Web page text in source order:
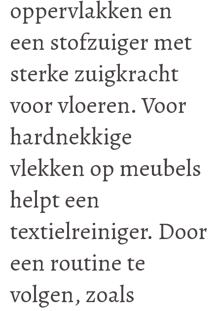
oppervlakken en
een stofzuiger met
sterke zuigkracht
voor vloeren. Voor
hardnekkige
vlekken op meubels
helpt een
textielreiniger. Door
een routine te
volgen, zoals